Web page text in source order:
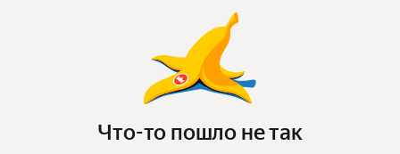
Что-то пошло не так